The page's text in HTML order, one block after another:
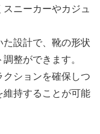
ニーカーやカジュ
た設計で、靴の形状
整ができます。
クションを確保しつ
維持することが可能